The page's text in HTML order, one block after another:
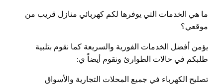
ما هي الخدمات التي يوفرها لكم كهربائي منازل قريب من
موقعي؟
يؤمن أفضل الخدمات الفورية والسريعة كما نقوم بتلبية
طلبكم في حالات الطوارئ ونقوم أيضاً ي:
تصليح الكهرباء في جميع المحلات التجارية والأسواق